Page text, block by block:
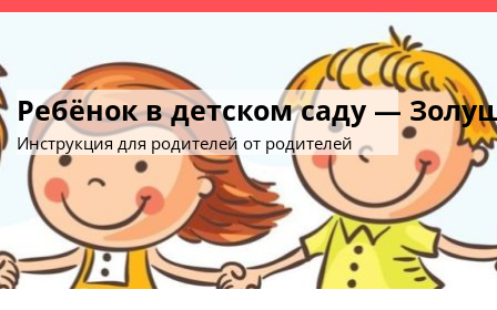
Ребёнок в детском саду —
Инструкция для родителей от родителей